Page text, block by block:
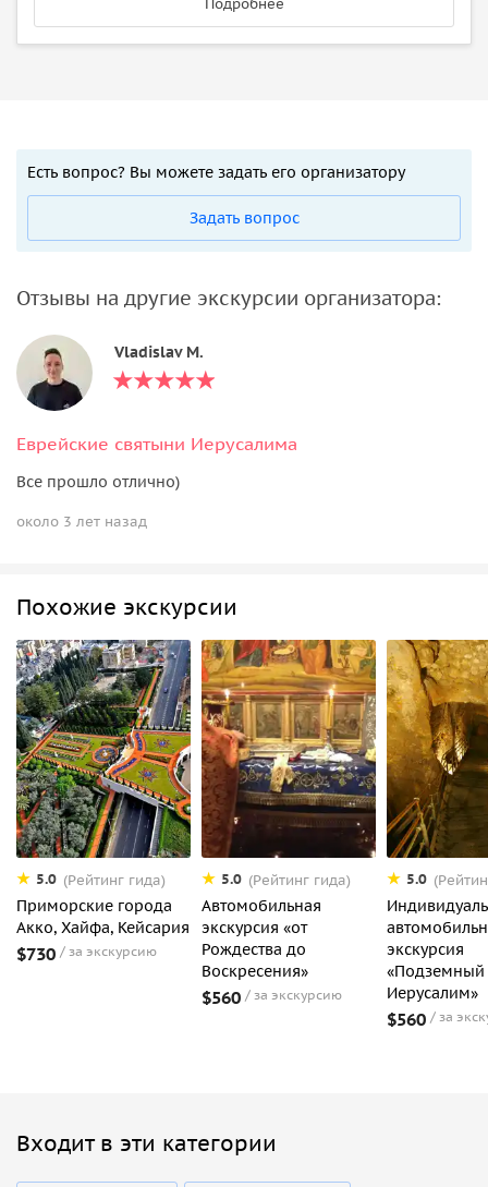
Есть вопрос? Вы можете задать его организатору
Задать вопрос
Отзывы на другие экскурсии организатора:
Vladislav M.
Еврейские святыни Иерусалима
Все прошло отлично)
около 3 лет назад
Похожие экскурсии
5.0 (Рейтинг гида)
Приморские города
Акко, Хайфа, Кейсария
$730 за экскурсию
5.0 (Рейтинг гида)
Автомобильная
экскурсия «от
Рождества до
Воскресения»
$560 за экскурсию
5.0
экскурсия
«Подземный
Иерусалим»
$560 за
Входит в эти категории